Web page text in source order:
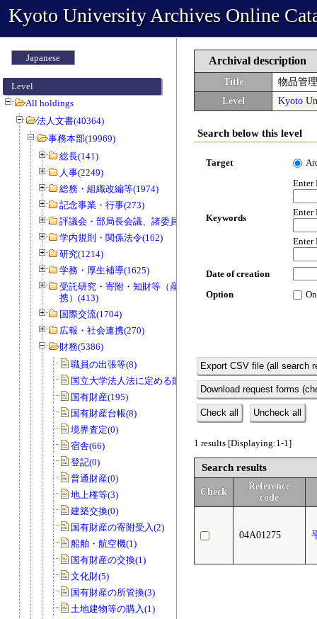
Kyoto University Archives Online
Japanese
Level
All holdings
法人文書(40364)
事務本部(19969)
総長(141)
人事(2249)
総務・組織改編等(1974)
記念事業・行事(273)
評議会・部局長会議、諸委員会等(1466)
学内規則・関係法令(162)
研究(1214)
学務・厚生補導(1625)
受託研究・寄附・知財等（産官学連
携）(413)
国際交流(1704)
広報・社会連携(270)
財務(5386)
職員の出張等(8)
国立大学法人法に定める財務諸表等(3)
国有財産(195)
国有財産台帳(8)
境界査定(0)
宿舎(66)
登記(0)
普通財産(0)
地上権等(3)
建築交換(0)
国有財産の寄附受入(2)
船舶・航空機(1)
国有財産の交換(1)
文化財(5)
国有財産の所管換(3)
土地建物等の購入(1)
Archival description
Title
物品管
Level
Kyoto
Search below this level
Target
Keywords
Enter
Enter
Enter
Date of creation
Option
Export CSV file (all search
Download request forms
Check all Uncheck all
1 results [Displaying:1-1]
Search results
Check
Reference
code
04A01275